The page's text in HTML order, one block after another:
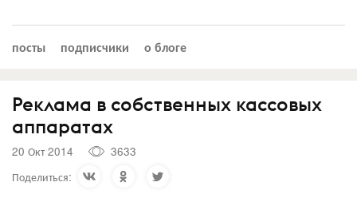
посты подписчики о блоге
Реклама в собственных кассовых
аппаратах
20 Окт 2014
3633
Поделиться: